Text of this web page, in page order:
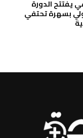
يفتتح الدورة
بسهرة تحتفي